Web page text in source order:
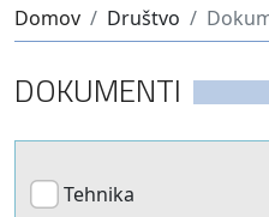
Domov Društvo
DOKUMENTI
Tehnika